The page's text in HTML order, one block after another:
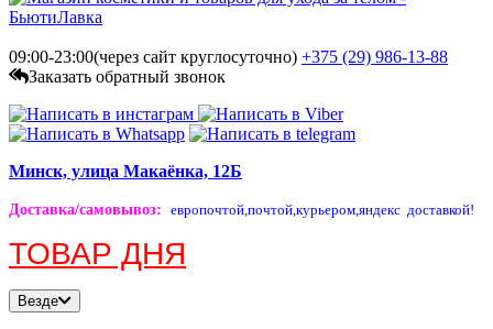
09:00-23:00(через сайт круглосуточно) +375 (29) 986-13-88
Заказать обратный звонок
Минск, улица Макаёнка, 12Б
Доставка/самовывоз: европочтой,почтой,курьером,яндекс доставкой!
ТОВАР ДНЯ
Везде